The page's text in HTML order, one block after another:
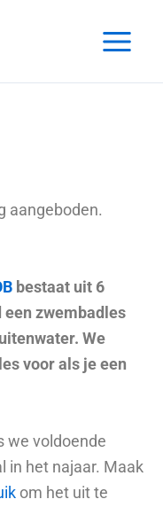
aangeboden.
bestaat uit 6
zwembadles
We
voor als je een
we voldoende
in het najaar. Maak
om het uit te